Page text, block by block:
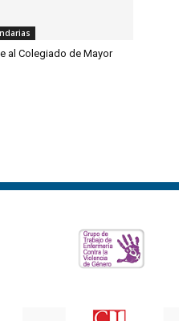
al Colegiado de Mayor